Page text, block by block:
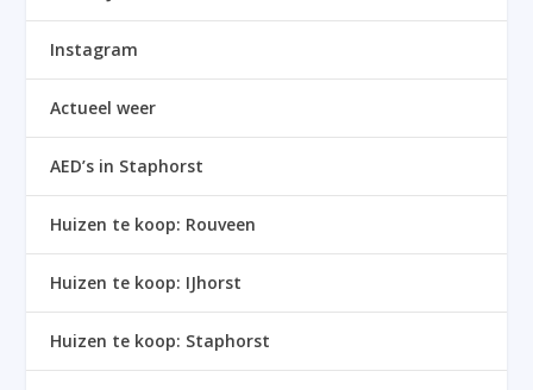
Instagram
Actueel weer
AED’s in Staphorst
Huizen te koop: Rouveen
Huizen te koop: IJhorst
Huizen te koop: Staphorst